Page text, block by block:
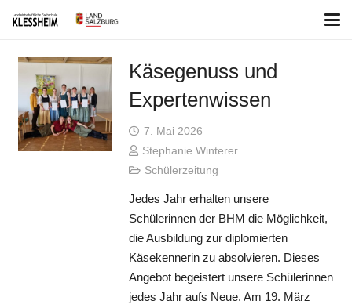
Käsegenuss und
Expertenwissen
7. Mai 2026
Stephanie Winterer
Schülerzeitung
Jedes Jahr erhalten unsere
Schülerinnen der BHM die Möglichkeit,
die Ausbildung zur diplomierten
Käsekennerin zu absolvieren. Dieses
Angebot begeistert unsere Schülerinnen
jedes Jahr aufs Neue. Am 19. März